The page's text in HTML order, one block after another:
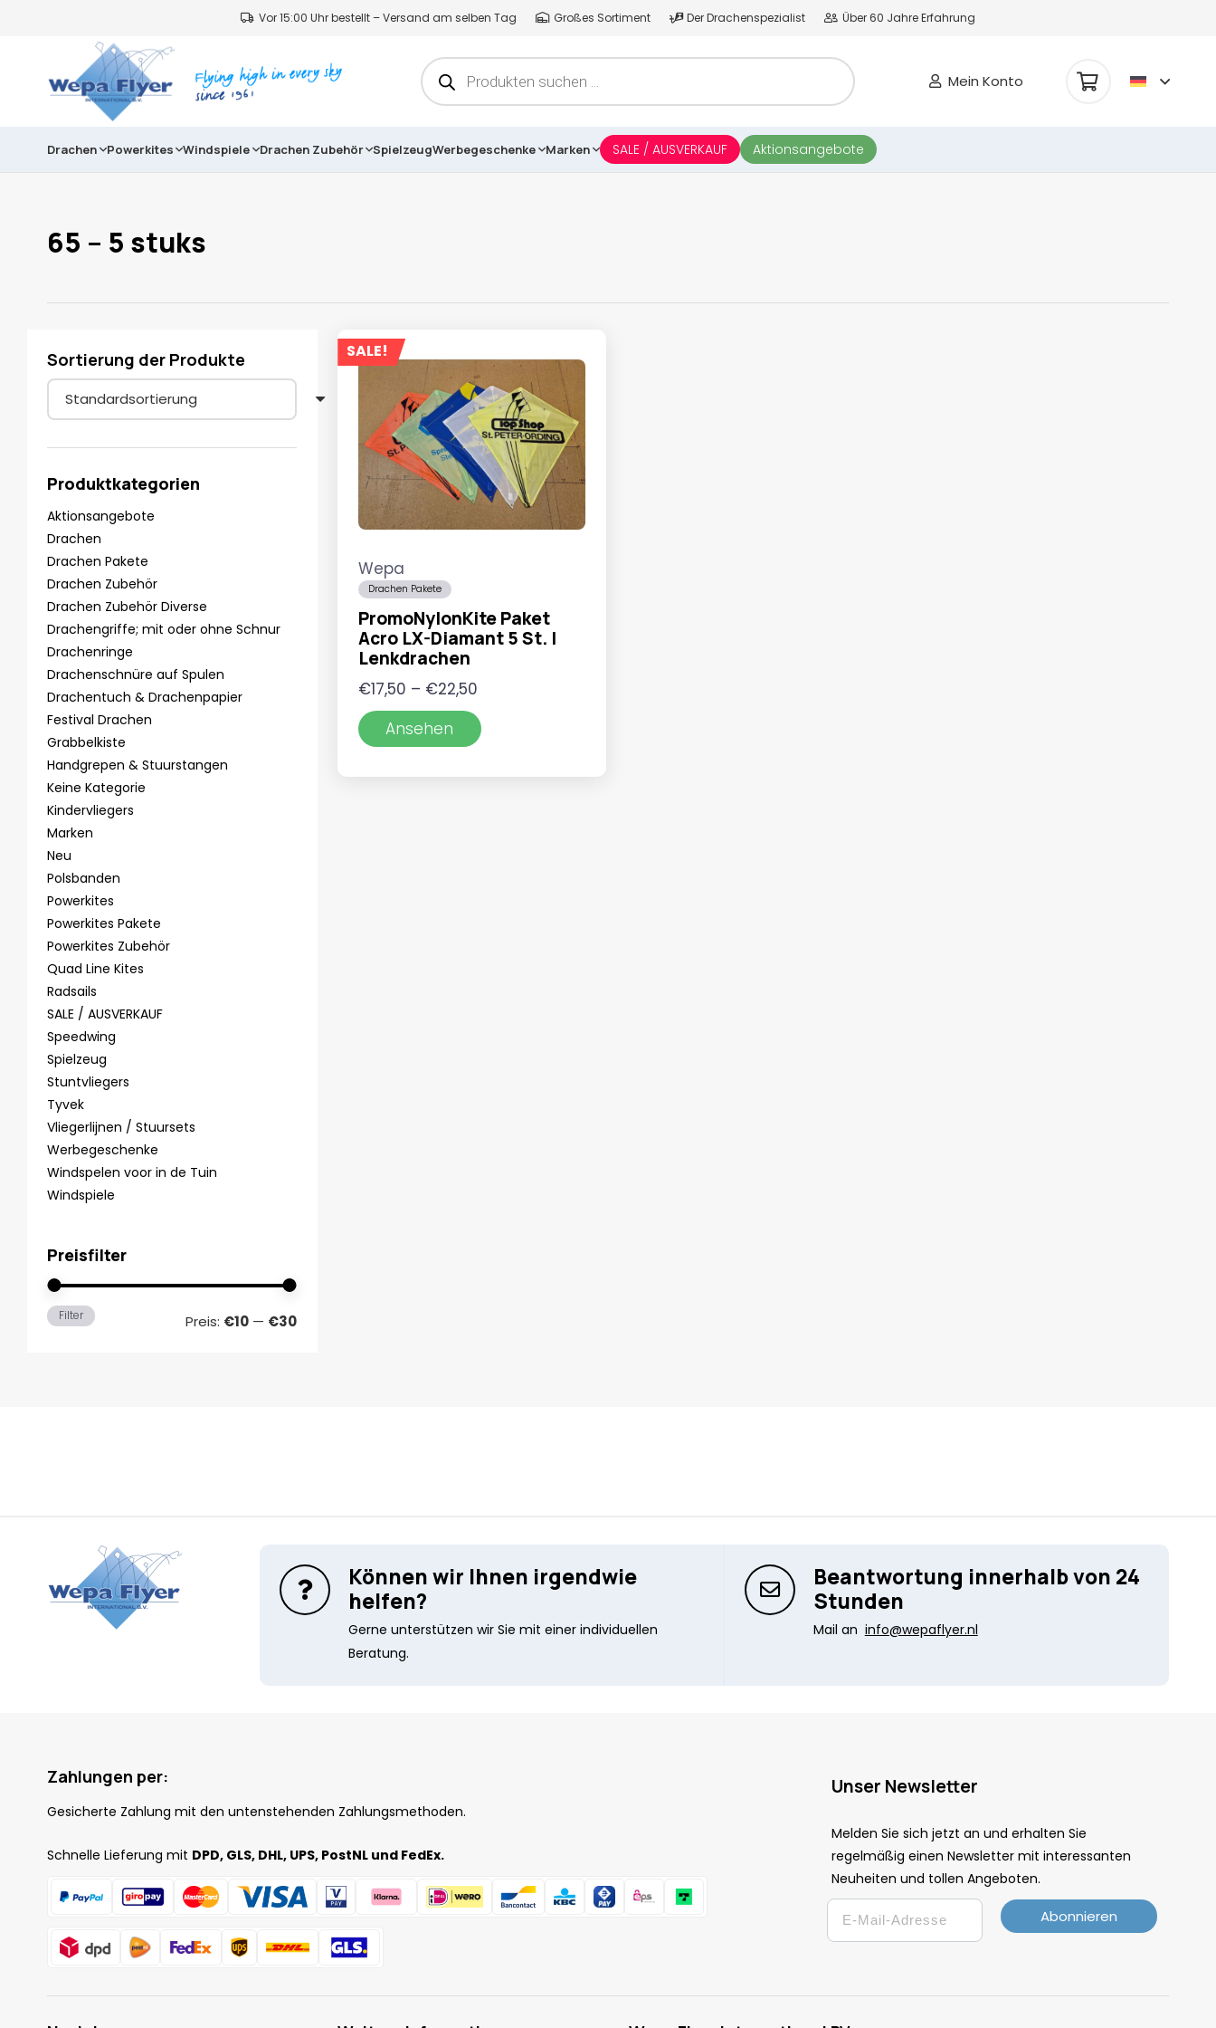
Vor 15:00 Uhr bestellt – Versand am selben Tag Großes Sortiment Der Drachenspezialist Über 60 Jahre Erfahrung
Products
search Mein Konto
Drachen Powerkites Windspiele Drachen Zubehör SpielzeugWerbegeschenke Marken SALE / AUSVERKAUF Aktionsangebote
65 – 5 stuks
Sortierung der Produkte
Produktkategorien
Aktionsangebote
Drachen
Drachen Pakete
Drachen Zubehör
Drachen Zubehör Diverse
Drachengriffe; mit oder ohne Schnur
Drachenringe
Drachenschnüre auf Spulen
Drachentuch & Drachenpapier
Festival Drachen
Grabbelkiste
Handgrepen & Stuurstangen
Keine Kategorie
Kindervliegers
Marken
Neu
Polsbanden
Powerkites
Powerkites Pakete
Powerkites Zubehör
Quad Line Kites
Radsails
SALE / AUSVERKAUF
Speedwing
Spielzeug
Stuntvliegers
Tyvek
Vliegerlijnen / Stuursets
Werbegeschenke
Windspelen voor in de Tuin
Windspiele
Preisfilter
Min.
Max.
Filter Preis: €10 — €30
SALE!
Wepa
Drachen Pakete
PromoNylonKite Paket
Acro LX-Diamant 5 St. |
Lenkdrachen
€17,50 – €22,50Preisspanne:
€17,50
bis
Ansehen
Können wir Ihnen irgendwie
helfen?
Gerne unterstützen wir Sie mit einer individuellen
Beratung.
Beantwortung innerhalb von 24
Stunden
Mail an info@wepaflyer.nl
Zahlungen per:
Gesicherte Zahlung mit den untenstehenden Zahlungsmethoden.
Schnelle Lieferung mit DPD, GLS, DHL, UPS, PostNL und FedEx.
Unser Newsletter
Melden Sie sich jetzt an und erhalten Sie
regelmäßig einen Newsletter mit interessanten
Neuheiten und tollen Angeboten.
Email
Abonnieren